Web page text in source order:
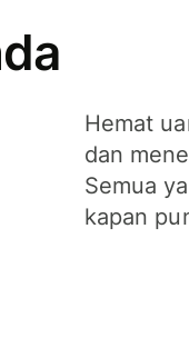
Hemat
dan
Semua
kapan